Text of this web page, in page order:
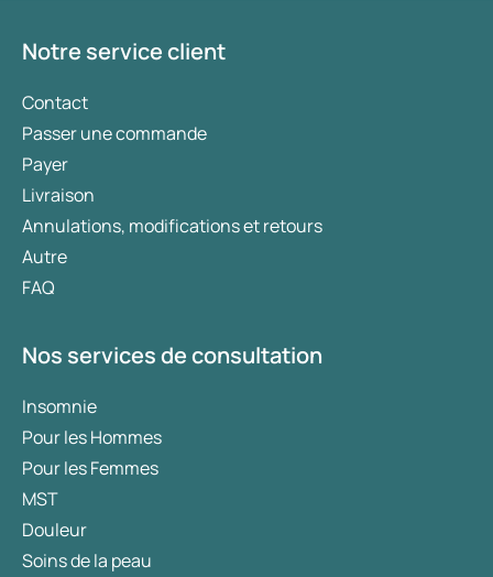
Notre service client
Contact
Passer une commande
Payer
Livraison
Annulations, modifications et retours
Autre
FAQ
Nos services de consultation
Insomnie
Pour les Hommes
Pour les Femmes
MST
Douleur
Soins de la peau